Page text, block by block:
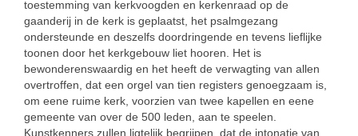
toestemming van kerkvoogden en kerkenraad op de
gaanderij in de kerk is geplaatst, het psalmgezang
ondersteunde en deszelfs doordringende en tevens lieflijke
toonen door het kerkgebouw liet hooren. Het is
bewonderenswaardig en het heeft de verwagting van allen
overtroffen, dat een orgel van tien registers genoegzaam is,
om eene ruime kerk, voorzien van twee kapellen en eene
gemeente van over de 500 leden, aan te speelen.
Kunstkenners zullen ligtelijk begrijpen, dat de intonatie van